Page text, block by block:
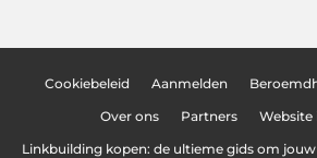
Cookiebeleid Aanmelden
Over ons Partners Website
Linkbuilding kopen: de ultieme gids om